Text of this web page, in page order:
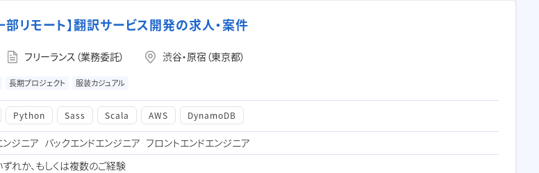
リモート】翻訳サービス開発の求人・案件
フリーランス（業務委託） 渋谷・原宿（東京都）
長期プロジェクト 服装カジュアル
Python Sass Scala AWS DynamoDB
ジニア バックエンドエンジニア フロントエンドエンジニア
れか、もしくは複数のご経験